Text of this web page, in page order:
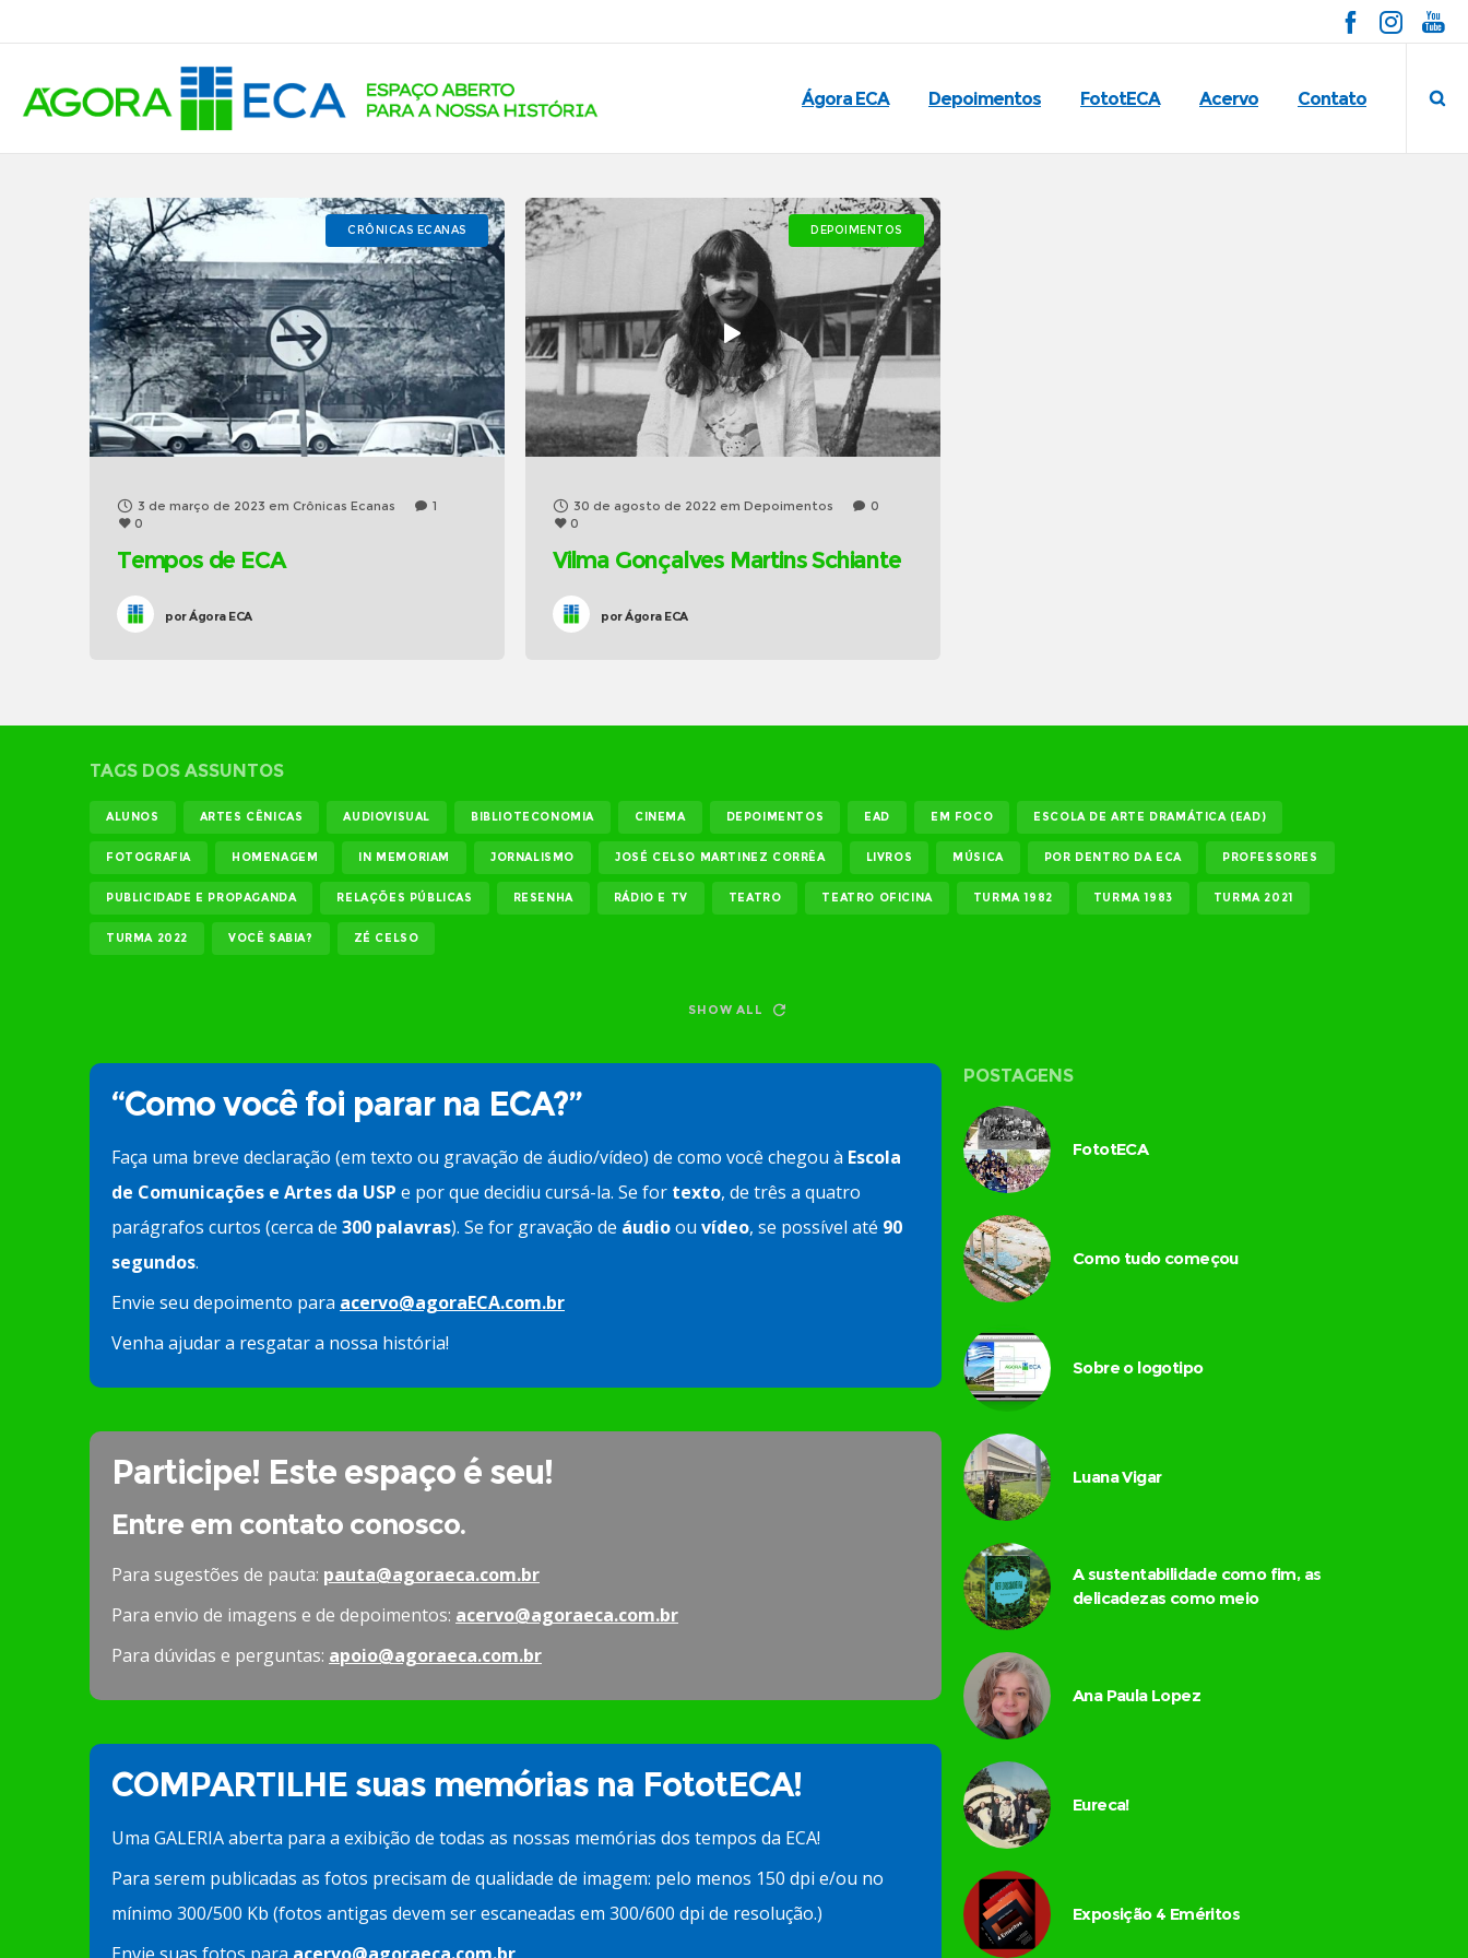
Ágora ECA Depoimentos FototECA Acervo Contato
CRÔNICAS ECANAS
3 de março de 2023 em Crônicas Ecanas
1
0
Tempos de ECA
porÁgora ECA
DEPOIMENTOS
30 de agosto de 2022 em Depoimentos
0
0
Vilma Gonçalves Martins Schiante
porÁgora ECA
TAGS DOS ASSUNTOS
ALUNOS ARTES CÊNICAS AUDIOVISUAL BIBLIOTECONOMIA CINEMA DEPOIMENTOS EAD EM FOCO ESCOLA DE ARTE DRAMÁTICA (EAD)
FOTOGRAFIA HOMENAGEM IN MEMORIAM JORNALISMO JOSÉ CELSO MARTINEZ CORRÊA LIVROS MÚSICA POR DENTRO DA ECA PROFESSORES
PUBLICIDADE E PROPAGANDA RELAÇÕES PÚBLICAS RESENHA RÁDIO E TV TEATRO TEATRO OFICINA TURMA 1982 TURMA 1983 TURMA 2021
TURMA 2022 VOCÊ SABIA? ZÉ CELSO
SHOW ALL
“Como você foi parar na ECA?”
Faça uma breve declaração (em texto ou gravação de áudio/vídeo) de como você chegou à Escola
de Comunicações e Artes da USP e por que decidiu cursá-la. Se for texto, de três a quatro
parágrafos curtos (cerca de 300 palavras). Se for gravação de áudioou vídeo, se possível até 90
segundos.
Envie seu depoimento para acervo@agoraECA.com.br
Venha ajudar a resgatar a nossa história!
Participe! Este espaço é seu!
Entre em contato conosco.
Para sugestões de pauta: pauta@agoraeca.com.br
Para envio de imagens e de depoimentos: acervo@agoraeca.com.br
Para dúvidas e perguntas: apoio@agoraeca.com.br
COMPARTILHE suas memórias na FototECA!
Uma GALERIA aberta para a exibição de todas as nossas memórias dos tempos da ECA!
Para serem publicadas as fotos precisam de qualidade de imagem: pelo menos 150 dpi e/ou no
mínimo 300/500 Kb (fotos antigas devem ser escaneadas em 300/600 dpi de resolução.)
POSTAGENS
FototECA
Como tudo começou
Sobre o logotipo
Luana Vigar
A sustentabilidade como fim, as
delicadezas como meio
Ana Paula Lopez
Eureca!
Exposição 4 Eméritos